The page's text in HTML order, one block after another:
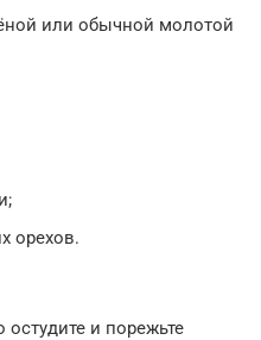
или обычной молотой
орехов.
остудите и порежьте